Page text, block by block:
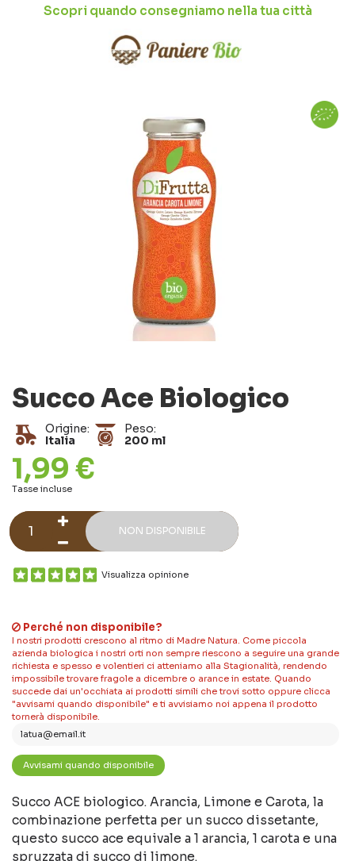
Scopri quando consegniamo nella tua città
Succo Ace Biologico
Origine:
Italia
Peso:
200 ml
1,99 €
Tasse incluse
NON DISPONIBILE
Visualizza opinione
Perché non disponibile?
I nostri prodotti crescono al ritmo di Madre Natura. Come piccola
azienda biologica i nostri orti non sempre riescono a seguire una grande
richiesta e spesso e volentieri ci atteniamo alla Stagionalità, rendendo
impossibile trovare fragole a dicembre o arance in estate. Quando
succede dai un'occhiata ai prodotti simili che trovi sotto oppure clicca
"avvisami quando disponibile" e ti avvisiamo noi appena il prodotto
tornerà disponibile.
Succo ACE biologico. Arancia, Limone e Carota, la
combinazione perfetta per un succo dissetante,
questo succo ace equivale a 1 arancia, 1 carota e una
spruzzata di succo di limone.